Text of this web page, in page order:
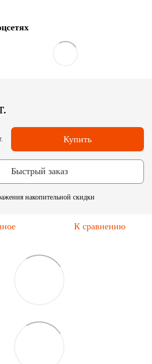
Купить
Быстрый заказ
накопительной скидки
К сравнению